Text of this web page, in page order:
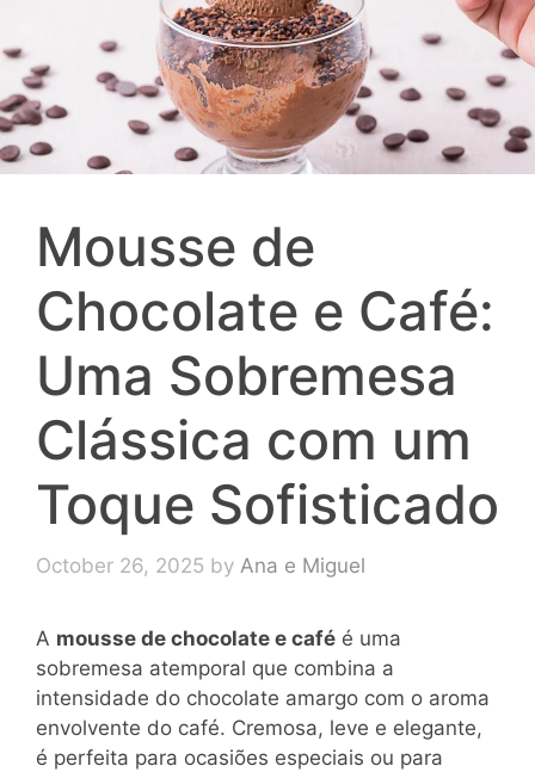
Mousse de
Chocolate e Café:
Uma Sobremesa
Clássica com um
Toque Sofisticado
October 26, 2025 by Ana e Miguel
A mousse de chocolate e café é uma
sobremesa atemporal que combina a
intensidade do chocolate amargo com o aroma
envolvente do café. Cremosa, leve e elegante,
é perfeita para ocasiões especiais ou para